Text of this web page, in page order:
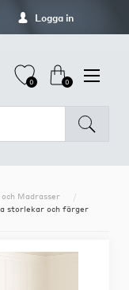
Logga in
0 0
och Madrasser
storlekar och färger